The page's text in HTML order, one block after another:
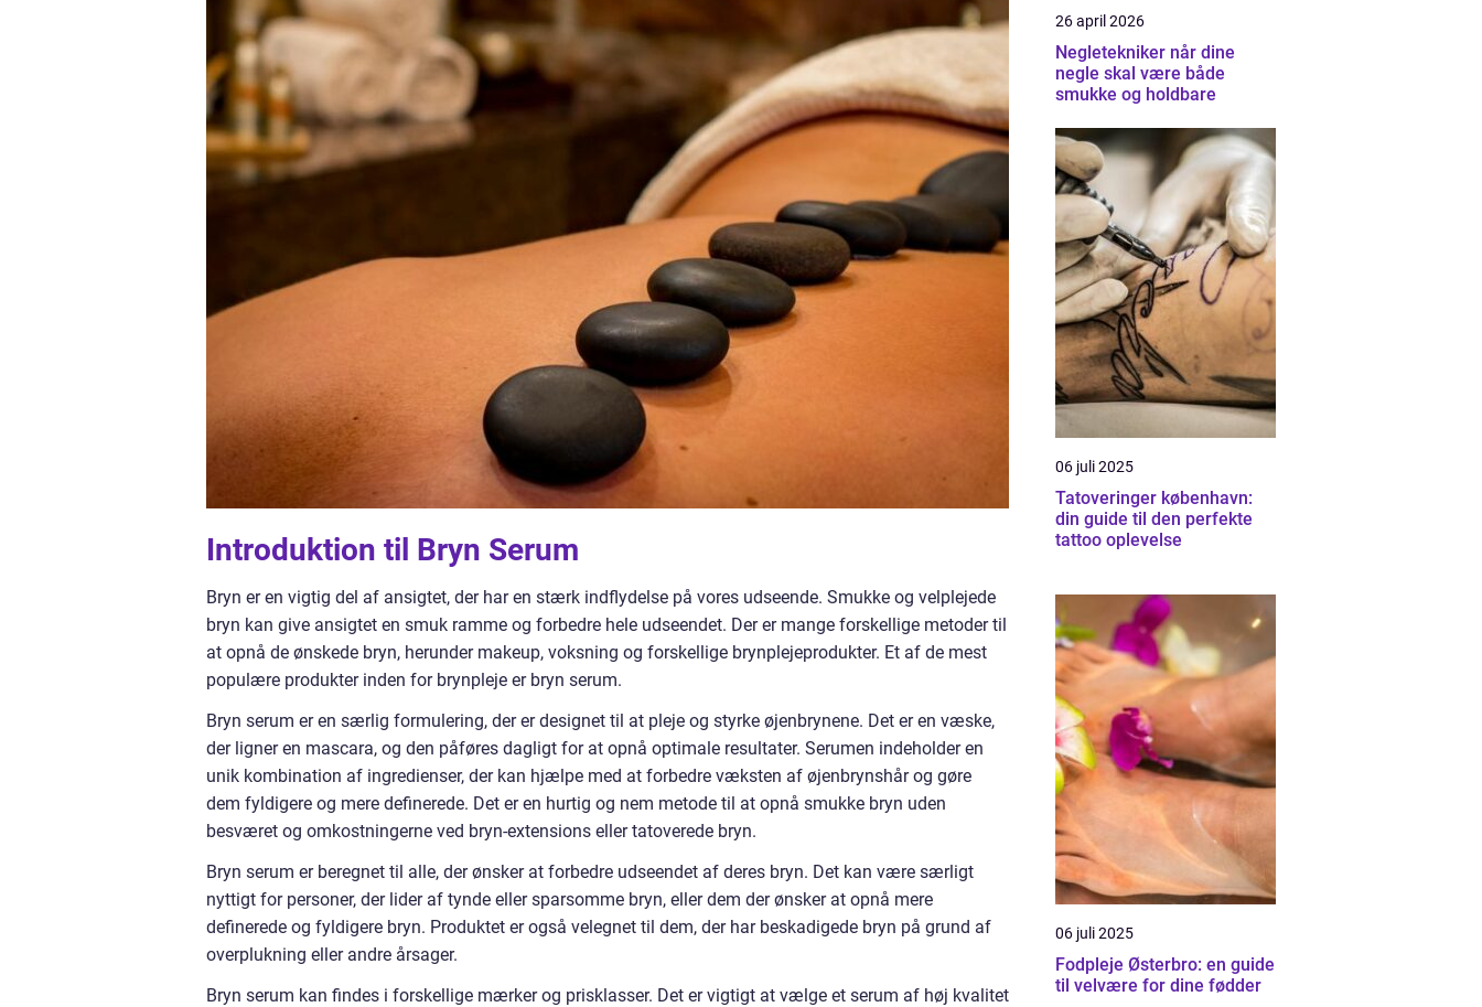
Introduktion til Bryn Serum
Bryn er en vigtig del af ansigtet, der har en stærk indflydelse på vores udseende. Smukke og velplejede
bryn kan give ansigtet en smuk ramme og forbedre hele udseendet. Der er mange forskellige metoder til
at opnå de ønskede bryn, herunder makeup, voksning og forskellige brynplejeprodukter. Et af de mest
populære produkter inden for brynpleje er bryn serum.
Bryn serum er en særlig formulering, der er designet til at pleje og styrke øjenbrynene. Det er en væske,
der ligner en mascara, og den påføres dagligt for at opnå optimale resultater. Serumen indeholder en
unik kombination af ingredienser, der kan hjælpe med at forbedre væksten af øjenbrynshår og gøre
dem fyldigere og mere definerede. Det er en hurtig og nem metode til at opnå smukke bryn uden
besværet og omkostningerne ved bryn-extensions eller tatoverede bryn.
Bryn serum er beregnet til alle, der ønsker at forbedre udseendet af deres bryn. Det kan være særligt
nyttigt for personer, der lider af tynde eller sparsomme bryn, eller dem der ønsker at opnå mere
definerede og fyldigere bryn. Produktet er også velegnet til dem, der har beskadigede bryn på grund af
overplukning eller andre årsager.
Bryn serum kan findes i forskellige mærker og prisklasser. Det er vigtigt at vælge et serum af høj kvalitet
26 april 2026
Negletekniker når dine
negle skal være både
smukke og holdbare
06 juli 2025
Tatoveringer københavn:
din guide til den perfekte
tattoo oplevelse
06 juli 2025
Fodpleje Østerbro: en guide
til velvære for dine fødder